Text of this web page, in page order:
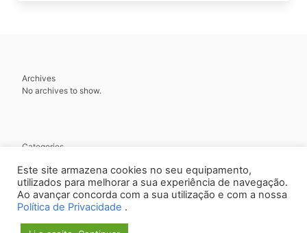
Archives
No archives to show.
Categories
Este site armazena cookies no seu equipamento,
utilizados para melhorar a sua experiência de navegação.
Ao avançar concorda com a sua utilização e com a nossa
Política de Privacidade .